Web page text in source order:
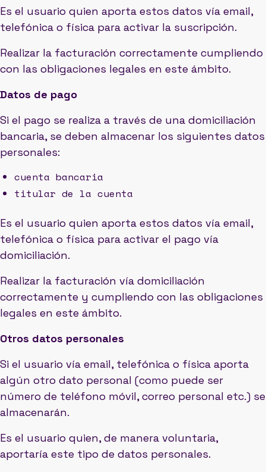
Es el usuario quien aporta estos datos vía email,
telefónica o física para activar la suscripción.
Realizar la facturación correctamente cumpliendo
con las obligaciones legales en este ámbito.
Datos de pago
Si el pago se realiza a través de una domiciliación
bancaria, se deben almacenar los siguientes datos
personales:
cuenta bancaria
titular de la cuenta
Es el usuario quien aporta estos datos vía email,
telefónica o física para activar el pago vía
domiciliación.
Realizar la facturación vía domiciliación
correctamente y cumpliendo con las obligaciones
legales en este ámbito.
Otros datos personales
Si el usuario vía email, telefónica o física aporta
algún otro dato personal (como puede ser
número de teléfono móvil, correo personal etc.) se
almacenarán.
Es el usuario quien, de manera voluntaria,
aportaría este tipo de datos personales.